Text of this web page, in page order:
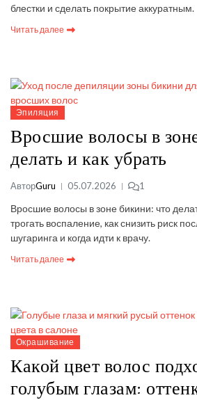
блестки и сделать покрытие аккуратным.
Читать далее
Эпиляция
Вросшие волосы в
делать и как убрать
АвторGuru 05.07.2026 1
Вросшие волосы в зоне бикини: что
трогать воспаление, как снизить риск
шугаринга и когда идти к врачу.
Читать далее
Окрашивание
Какой цвет волос
голубым глазам: